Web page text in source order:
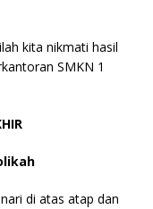
kita nikmati hasil
SMKN 1
di atas atap dan